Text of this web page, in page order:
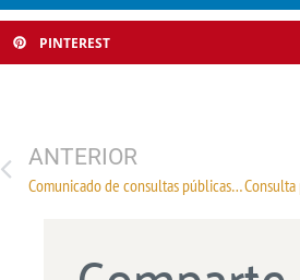
PINTEREST
ANTERIOR
Comunicado de consultas públicas de proyectos NMX del INNTEX